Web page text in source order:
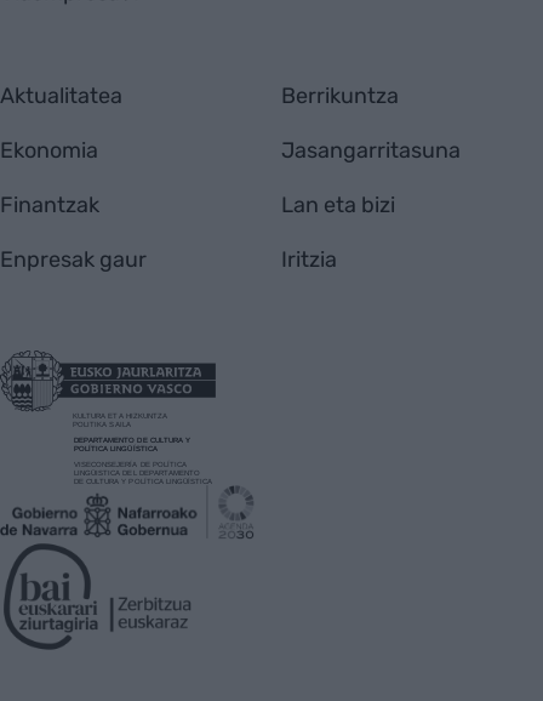
Aktualitatea
Ekonomia
Finantzak
Enpresak gaur
Berrikuntza
Jasangarritasuna
Lan eta bizi
Iritzia